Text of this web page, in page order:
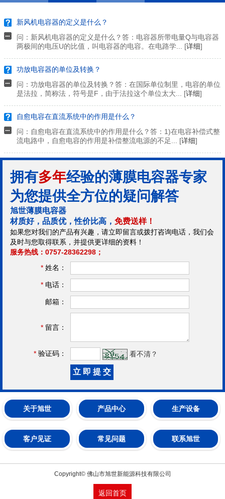
新风机电容器的定义是什么？
问：新风机电容器的定义是什么？答：电容器所带电量Q与电容器
两极间的电压U的比值，叫电容器的电容。在电路学... [详细]
功放电容器的单位及转换？
问：功放电容器的单位及转换？答：在国际单位制里，电容的单位
是法拉，简称法，符号是F，由于法拉这个单位太大... [详细]
自愈电容在直流系统中的作用是什么？
问：自愈电容在直流系统中的作用是什么？答：1)在电容补偿式整
流电路中，自愈电容的作用是补偿整流电源的不足... [详细]
拥有多年经验的薄膜电容器专家
为您提供全方位的疑问解答
旭世薄膜电容器
材质好，品质优，性价比高， 免费送样！
如果您对我们的产品有兴趣，请立即留言或拨打咨询电话，我们会
及时与您取得联系，并提供更详细的资料！
服务热线：0757-28362298；
* 姓名：
* 电话：
邮箱：
* 留言：
* 验证码： 看不清？
关于旭世 产品中心 生产设备
客户见证 常见问题 联系旭世
Copyright© 佛山市旭世新能源科技有限公司
返回首页